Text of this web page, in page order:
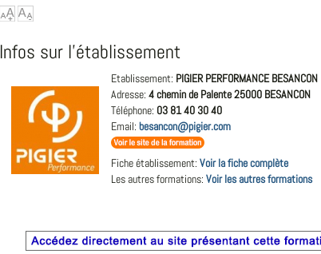
Infos sur l'établissement
Etablissement: PIGIER PERFORMANCE BESANCON
Adresse: 4 chemin de Palente 25000 BESANCON
Téléphone: 03 81 40 30 40
Email: besancon@pigier.com
Fiche établissement: Voir la fiche complète
Les autres formations: Voir les autres formations